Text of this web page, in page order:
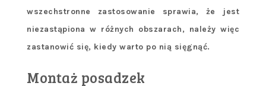
wszechstronne zastosowanie sprawia, że jest
niezastąpiona w różnych obszarach, należy więc
zastanowić się, kiedy warto po nią sięgnąć.
Montaż posadzek